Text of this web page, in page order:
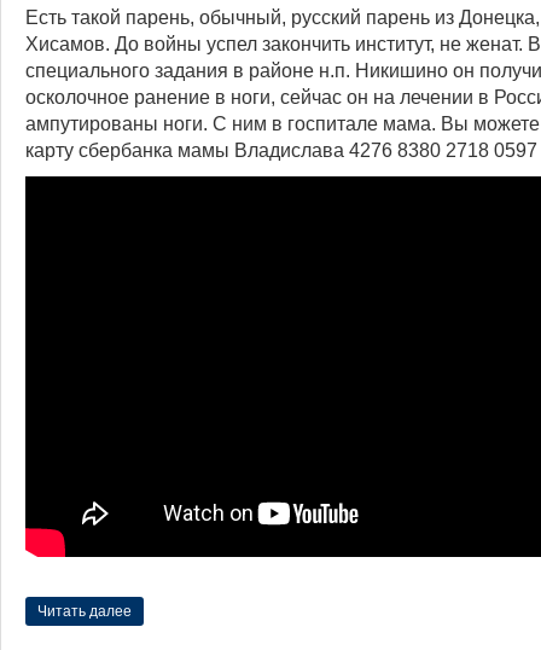
Есть такой парень, обычный, русский парень из
Хисамов. До войны успел закончить институт, не женат.
специального задания в районе н.п. Никишино он
осколочное ранение в ноги, сейчас он на лечении в
ампутированы ноги. С ним в госпитале мама. Вы
карту сбербанка мамы Владислава 4276 8380 2718
Читать далее